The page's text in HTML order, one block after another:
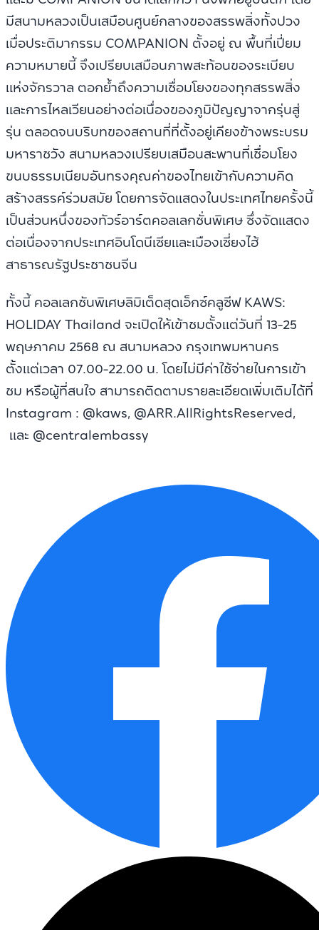
มีสนามหลวงเป็นเสมือนศูนย์กลางของสรรพสิ่งทั้งปวง
เมื่อประติมากรรม COMPANION ตั้งอยู่ ณ พื้นที่เปี่ยม
ความหมายนี้ จึงเปรียบเสมือนภาพสะท้อนของระเบียบ
แห่งจักรวาล ตอกย้ำถึงความเชื่อมโยงของทุกสรรพสิ่ง
และการไหลเวียนอย่างต่อเนื่องของภูมิปัญญาจากรุ่นสู่
รุ่น ตลอดจนบริบทของสถานที่ที่ตั้งอยู่เคียงข้างพระบรม
มหาราชวัง สนามหลวงเปรียบเสมือนสะพานที่เชื่อมโยง
ขนบธรรมเนียมอันทรงคุณค่าของไทยเข้ากับความคิด
สร้างสรรค์ร่วมสมัย โดยการจัดแสดงในประเทศไทยครั้งนี้
เป็นส่วนหนึ่งของทัวร์อาร์ตคอลเลกชั่นพิเศษ ซึ่งจัดแสดง
ต่อเนื่องจากประเทศอินโดนีเซียและเมืองเซี่ยงไฮ้
สาธารณรัฐประชาชนจีน
ทั้งนี้ คอลเลกชันพิเศษลิมิเต็ดสุดเอ็กซ์คลูซีฟ KAWS:
HOLIDAY Thailand จะเปิดให้เข้าชมตั้งแต่วันที่ 13-25
พฤษภาคม 2568 ณ สนามหลวง กรุงเทพมหานคร
ตั้งแต่เวลา 07.00-22.00 น. โดยไม่มีค่าใช้จ่ายในการเข้า
ชม หรือผู้ที่สนใจ สามารถติดตามรายละเอียดเพิ่มเติมได้ที่
Instagram : @kaws, @ARR.AllRightsReserved,
และ @centralembassy